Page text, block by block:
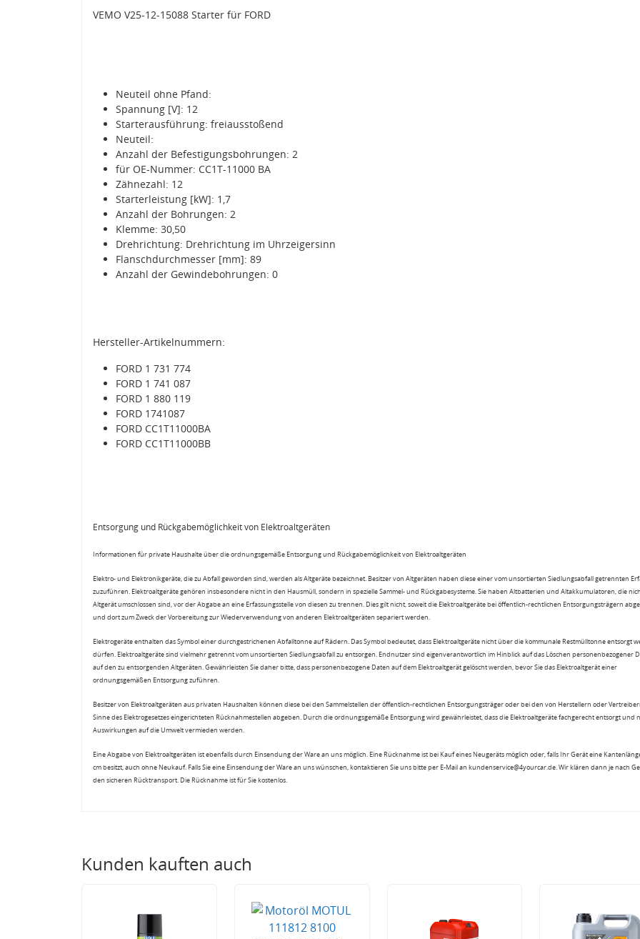
VEMO V25-12-15088 Starter für FORD
Neuteil ohne Pfand:
Spannung [V]: 12
Starterausführung: freiausstoßend
Neuteil:
Anzahl der Befestigungsbohrungen: 2
für OE-Nummer: CC1T-11000 BA
Zähnezahl: 12
Starterleistung [kW]: 1,7
Anzahl der Bohrungen: 2
Klemme: 30,50
Drehrichtung: Drehrichtung im Uhrzeigersinn
Flanschdurchmesser [mm]: 89
Anzahl der Gewindebohrungen: 0
Hersteller-Artikelnummern:
FORD 1 731 774
FORD 1 741 087
FORD 1 880 119
FORD 1741087
FORD CC1T11000BA
FORD CC1T11000BB
Entsorgung und Rückgabemöglichkeit von Elektroaltgeräten
Informationen für private Haushalte über die ordnungsgemäße Entsorgung und Rückgabemöglichkeit von Elektroaltgeräten
Elektro- und Elektronikgeräte, die zu Abfall geworden sind, werden als Altgeräte bezeichnet. Besitzer von Altgeräten haben diese einer vom unsortierten Siedlungsabfall getrennten
zuzuführen. Elektroaltgeräte gehören insbesondere nicht in den Hausmüll, sondern in spezielle Sammel- und Rückgabesysteme. Sie haben Altbatterien und Altakkumulatoren, die
Altgerät umschlossen sind, vor der Abgabe an eine Erfassungsstelle von diesen zu trennen. Dies gilt nicht, soweit die Elektroaltgeräte bei öffentlich-rechtlichen Entsorgungsträgern
und dort zum Zweck der Vorbereitung zur Wiederverwendung von anderen Elektroaltgeräten separiert werden.
Elektrogeräte enthalten das Symbol einer durchgestrichenen Abfalltonne auf Rädern. Das Symbol bedeutet, dass Elektroaltgeräte nicht über die kommunale Restmülltonne entsorgt
dürfen. Elektroaltgeräte sind vielmehr getrennt vom unsortierten Siedlungsabfall zu entsorgen. Endnutzer sind eigenverantwortlich im Hinblick auf das Löschen personenbezogener
auf den zu entsorgenden Altgeräten. Gewährleisten Sie daher bitte, dass personenbezogene Daten auf dem Elektroaltgerät gelöscht werden, bevor Sie das Elektroaltgerät einer
ordnungsgemäßen Entsorgung zuführen.
Besitzer von Elektroaltgeräten aus privaten Haushalten können diese bei den Sammelstellen der öffentlich-rechtlichen Entsorgungsträger oder bei den von Herstellern oder
Sinne des Elektrogesetzes eingerichteten Rücknahmestellen abgeben. Durch die ordnungsgemäße Entsorgung wird gewährleistet, dass die Elektroaltgeräte fachgerecht entsorgt und
Auswirkungen auf die Umwelt vermieden werden.
Eine Abgabe von Elektroaltgeräten ist ebenfalls durch Einsendung der Ware an uns möglich. Eine Rücknahme ist bei Kauf eines Neugeräts möglich oder, falls Ihr Gerät eine
cm besitzt, auch ohne Neukauf. Falls Sie eine Einsendung der Ware an uns wünschen, kontaktieren Sie uns bitte per E-Mail an kundenservice@4yourcar.de. Wir klären dann je nach
den sicheren Rücktransport. Die Rücknahme ist für Sie kostenlos.
Kunden kauften auch